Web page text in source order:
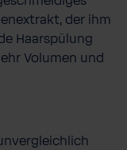
der ihm
Haarspülung
Volumen und